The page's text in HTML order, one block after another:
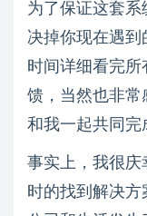
为了保证这套系
决掉你现在遇
时间详细看完所
馈，当然也非常
和我一起共同完
事实上，我很庆
时的找到解决方